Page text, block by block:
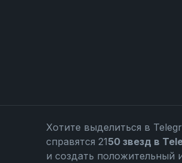
Хотите выделиться в
справятся 2150 звезд в
и создать положительный